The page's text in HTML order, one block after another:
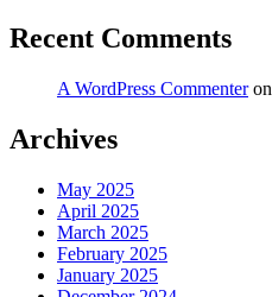
Recent Comments
A WordPress Commenteron
Archives
May 2025
April 2025
March 2025
February 2025
January 2025